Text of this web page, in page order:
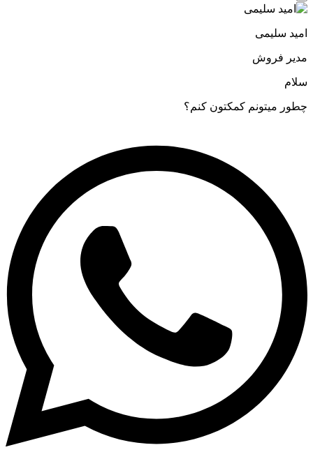
امید سلیمی
مدیر فروش
سلام
چطور میتونم کمکتون کنم؟